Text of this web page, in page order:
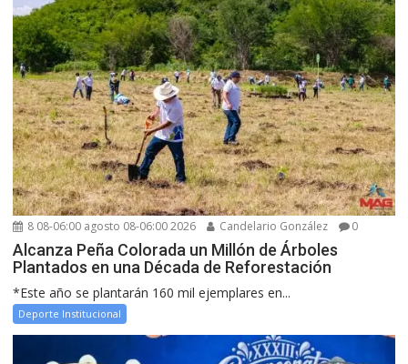
8 08-06:00 agosto 08-06:00 2026 Candelario González 0
Alcanza Peña Colorada un Millón de Árboles
Plantados en una Década de Reforestación
*Este año se plantarán 160 mil ejemplares en...
Deporte Institucional